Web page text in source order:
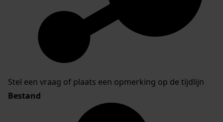
Stel een vraag of plaats een opmerking op de tijdlijn
Bestand